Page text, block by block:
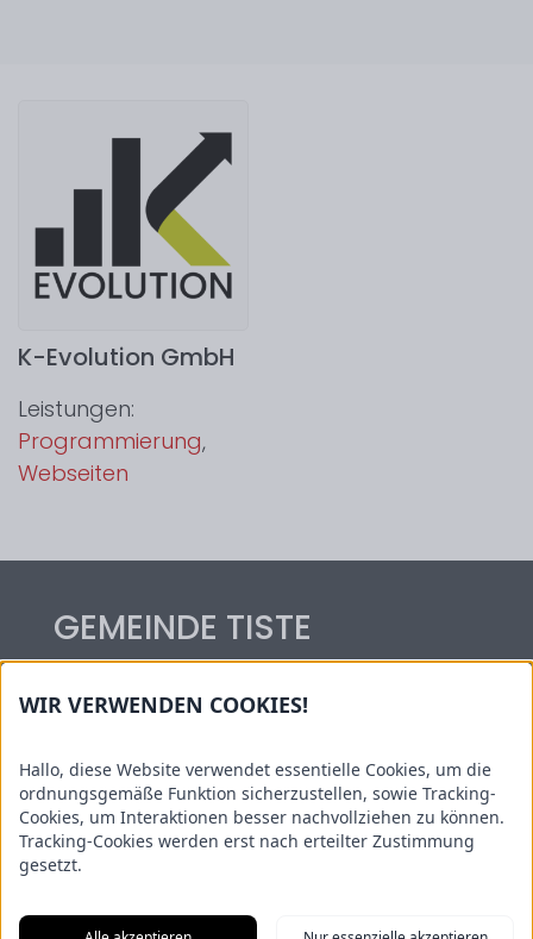
K-Evolution GmbH
Leistungen:
Programmierung,
Webseiten
GEMEINDE TISTE
27419 Tiste
Kontakt: gemeinde@tiste.de
Informationen
Sehenswertes
Kindertagesstätte Wiesenwichtel
WIR VERWENDEN COOKIES!
Hallo, diese Website verwendet essentielle Cookies, um die
ordnungsgemäße Funktion sicherzustellen, sowie Tracking-
Cookies, um Interaktionen besser nachvollziehen zu können.
Tracking-Cookies werden erst nach erteilter Zustimmung
gesetzt.